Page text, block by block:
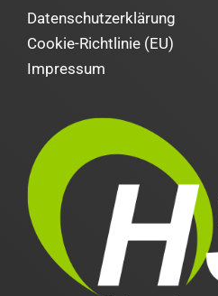
Datenschutzerklärung
Cookie-Richtlinie (EU)
Impressum